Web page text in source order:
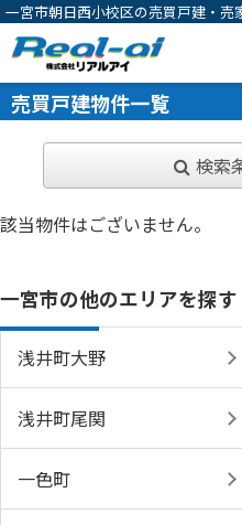
一宮市朝日西小校区の売買戸建・
市の不動産会社 株式会社リアルア
売買戸建物件一覧
検索
該当物件はございません。
一宮市の他のエリアを探す
浅井町大野
浅井町尾関
一色町